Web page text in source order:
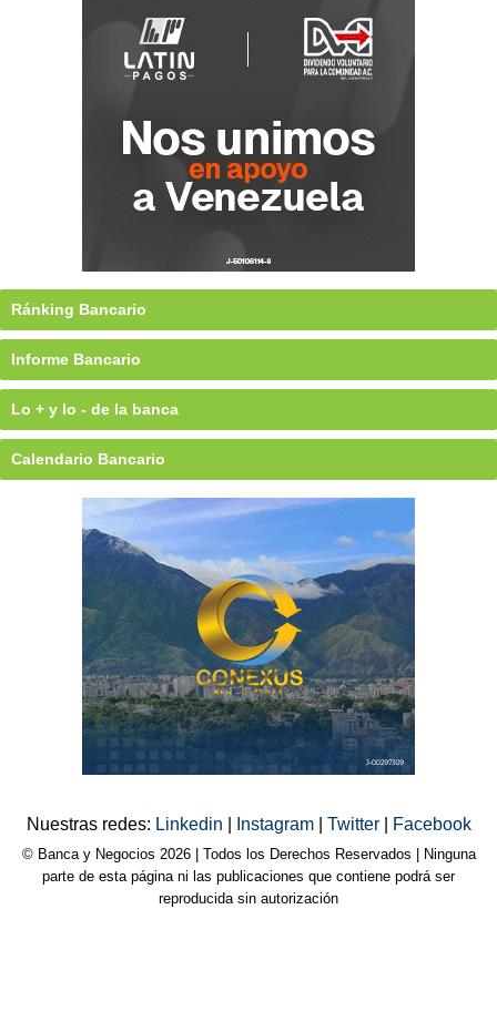
Ránking Bancario
Informe Bancario
Lo + y lo - de la banca
Calendario Bancario
Nuestras redes: Linkedin Instagram Twitter Facebook
© Banca y Negocios 2026 | Todos los Derechos Reservados | Ninguna
parte de esta página ni las publicaciones que contiene podrá ser
reproducida sin autorización